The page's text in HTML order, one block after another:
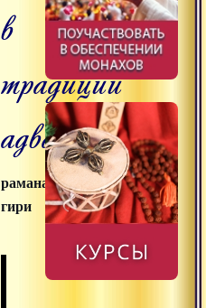
в
традиции
адвайты
раманатха
гири